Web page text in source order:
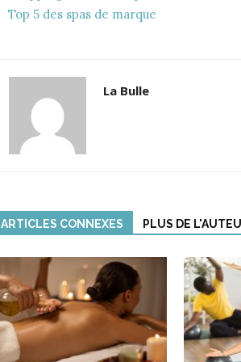
Top 5 des spas de marque
La Bulle
ARTICLES CONNEXES PLUS DE